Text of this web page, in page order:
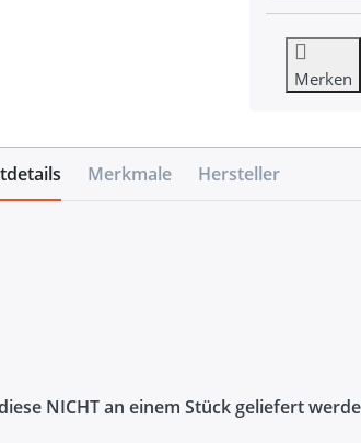
Merken
Merkmale Hersteller
NICHT an einem Stück geliefert